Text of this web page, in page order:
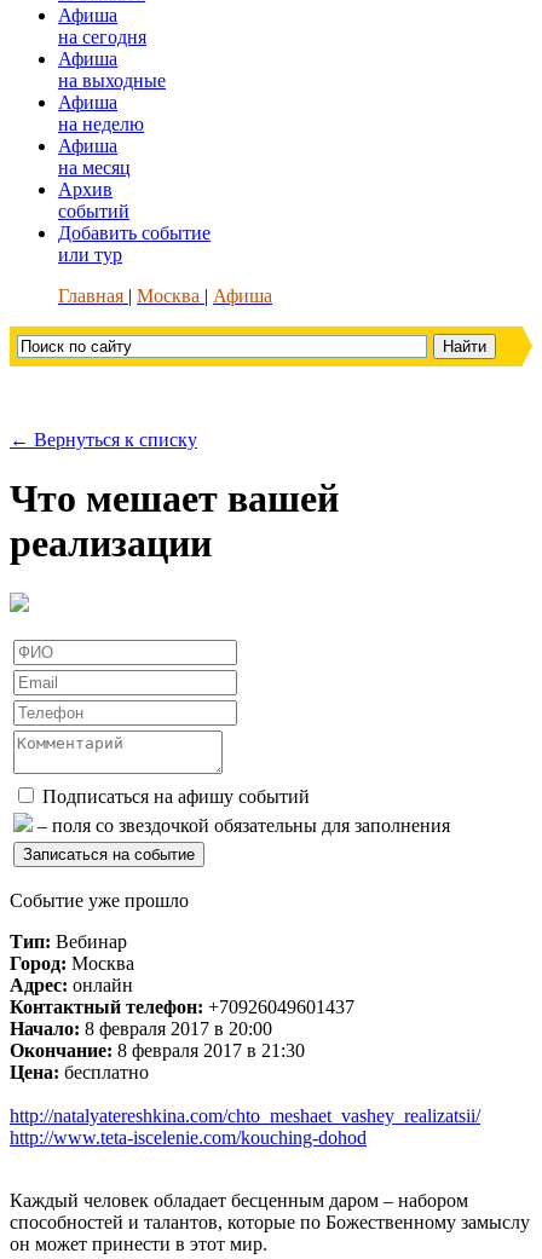
Афиша
на сегодня
Афиша
на выходные
Афиша
на неделю
Афиша
на месяц
Архив
событий
Добавить событие
или тур
Главная
Москва Афиша
← Вернуться к списку
Что мешает вашей
реализации
Подписаться на афишу событий
– поля со звездочкой обязательны для заполнения
Событие уже прошло
Тип: Вебинар
Город: Москва
Адрес: онлайн
Контактный телефон: +70926049601437
Начало: 8 февраля 2017 в 20:00
Окончание: 8 февраля 2017 в 21:30
Цена: бесплатно
http://natalyatereshkina.com/chto_meshaet_vashey_realizatsii/
http://www.teta-iscelenie.com/kouching-dohod
Каждый человек обладает бесценным даром – набором
способностей и талантов, которые по Божественному замыслу
он может принести в этот мир.